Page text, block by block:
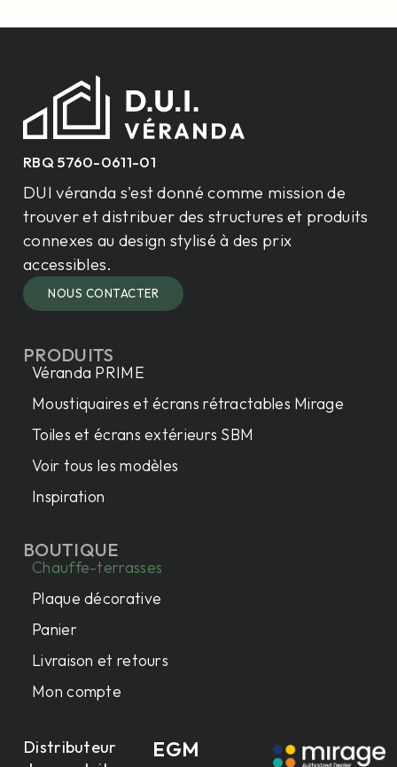
RBQ 5760-0611-01
DUI véranda s'est donné comme mission de
trouver et distribuer des structures et produits
connexes au design stylisé à des prix
accessibles.
NOUS CONTACTER
PRODUITS
Véranda PRIME
Moustiquaires et écrans rétractables Mirage
Toiles et écrans extérieurs SBM
Voir tous les modèles
Inspiration
BOUTIQUE
Chauffe-terrasses
Plaque décorative
Panier
Livraison et retours
Mon compte
Distributeur
EGM